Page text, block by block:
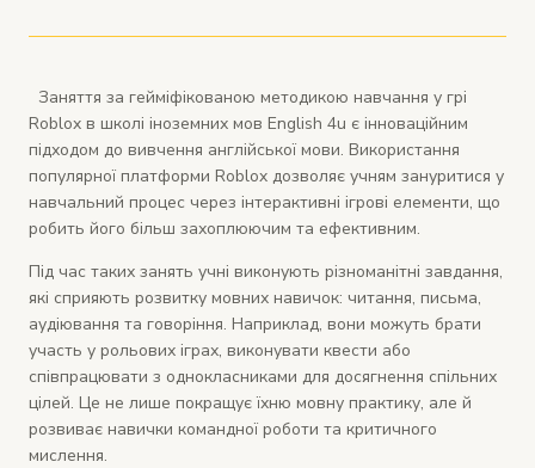
Заняття за гейміфікованою методикою навчання у грі
Roblox в школі іноземних мов English 4u є інноваційним
підходом до вивчення англійської мови. Використання
популярної платформи Roblox дозволяє учням зануритися у
навчальний процес через інтерактивні ігрові елементи, що
робить його більш захоплюючим та ефективним.
Під час таких занять учні виконують різноманітні завдання,
які сприяють розвитку мовних навичок: читання, письма,
аудіювання та говоріння. Наприклад, вони можуть брати
участь у рольових іграх, виконувати квести або
співпрацювати з однокласниками для досягнення спільних
цілей. Це не лише покращує їхню мовну практику, але й
розвиває навички командної роботи та критичного
мислення.